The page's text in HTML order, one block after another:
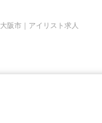
大阪市｜アイリスト求人